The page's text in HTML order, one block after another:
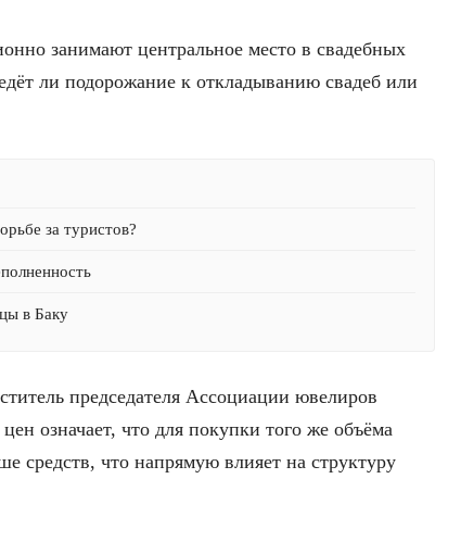
занимают центральное место в свадебных
ли подорожание к откладыванию свадеб или
за туристов?
в Баку
председателя Ассоциации ювелиров
цен означает, что для покупки того же объёма
средств, что напрямую влияет на структуру